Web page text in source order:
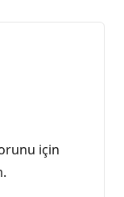
için